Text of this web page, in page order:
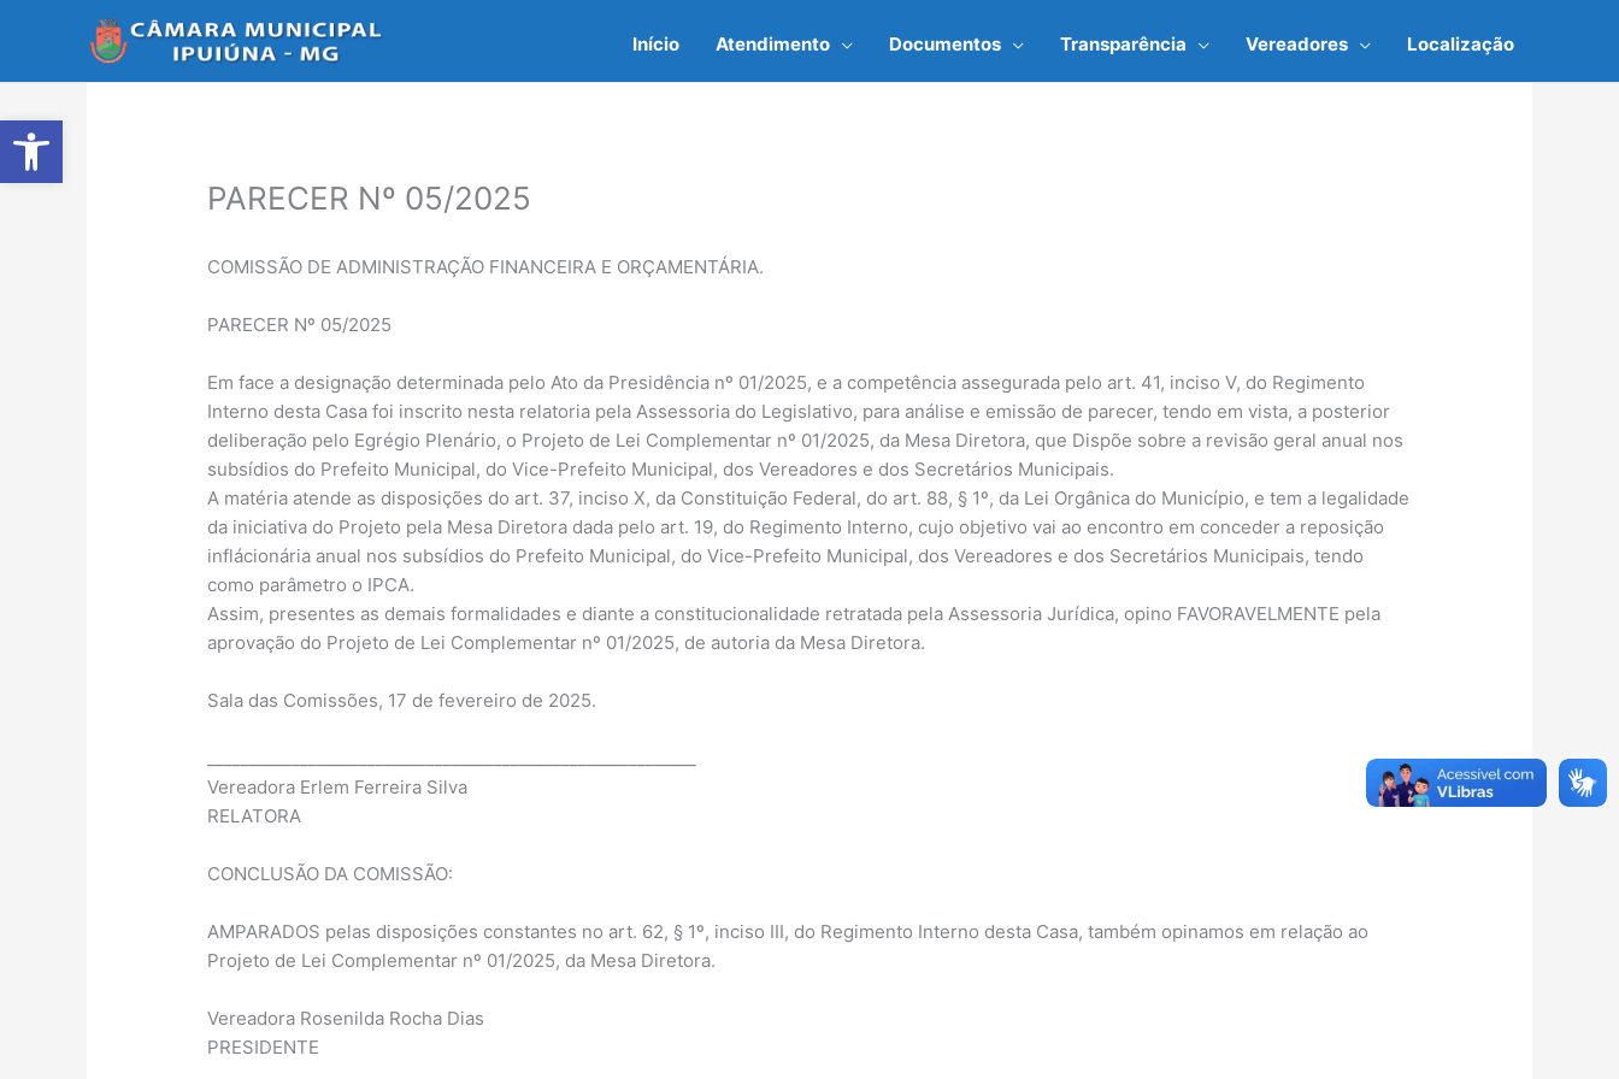
Abrir a barra de ferramentas
Início Atendimento Documentos Transparência Vereadores Localização
PARECER Nº 05/2025
COMISSÃO DE ADMINISTRAÇÃO FINANCEIRA E ORÇAMENTÁRIA.
PARECER Nº 05/2025
Em face a designação determinada pelo Ato da Presidência nº 01/2025, e a competência assegurada pelo art. 41, inciso V, do Regimento
Interno desta Casa foi inscrito nesta relatoria pela Assessoria do Legislativo, para análise e emissão de parecer, tendo em vista, a posterior
deliberação pelo Egrégio Plenário, o Projeto de Lei Complementar nº 01/2025, da Mesa Diretora, que Dispõe sobre a revisão geral anual nos
subsídios do Prefeito Municipal, do Vice-Prefeito Municipal, dos Vereadores e dos Secretários Municipais.
A matéria atende as disposições do art. 37, inciso X, da Constituição Federal, do art. 88, § 1º, da Lei Orgânica do Município, e tem a legalidade
da iniciativa do Projeto pela Mesa Diretora dada pelo art. 19, do Regimento Interno, cujo objetivo vai ao encontro em conceder a reposição
inflácionária anual nos subsídios do Prefeito Municipal, do Vice-Prefeito Municipal, dos Vereadores e dos Secretários Municipais, tendo
como parâmetro o IPCA.
Assim, presentes as demais formalidades e diante a constitucionalidade retratada pela Assessoria Jurídica, opino FAVORAVELMENTE pela
aprovação do Projeto de Lei Complementar nº 01/2025, de autoria da Mesa Diretora.
Sala das Comissões, 17 de fevereiro de 2025.
Vereadora Erlem Ferreira Silva
RELATORA
CONCLUSÃO DA COMISSÃO:
AMPARADOS pelas disposições constantes no art. 62, § 1º, inciso III, do Regimento Interno desta Casa, também opinamos em relação ao
Projeto de Lei Complementar nº 01/2025, da Mesa Diretora.
Vereadora Rosenilda Rocha Dias
PRESIDENTE